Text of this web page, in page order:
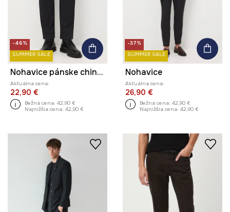
-46%
SUMMER SALE
Nohavice pánske chino s jemným vzorom
Aktuálna cena:
22,90 €
Bežná cena: 42,90 €
Najnižšia cena: 42,90 €
-37%
SUMMER SALE
Nohavice
Aktuálna cena:
26,90 €
Bežná cena: 42,90 €
Najnižšia cena: 42,90 €